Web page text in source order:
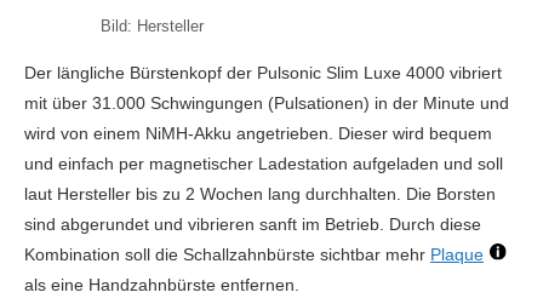
Bild: Hersteller
Der längliche Bürstenkopf der Pulsonic Slim Luxe 4000 vibriert
mit über 31.000 Schwingungen (Pulsationen) in der Minute und
wird von einem NiMH-Akku angetrieben. Dieser wird bequem
und einfach per magnetischer Ladestation aufgeladen und soll
laut Hersteller bis zu 2 Wochen lang durchhalten. Die Borsten
sind abgerundet und vibrieren sanft im Betrieb. Durch diese
Kombination soll die Schallzahnbürste sichtbar mehr Plaque
als eine Handzahnbürste entfernen.